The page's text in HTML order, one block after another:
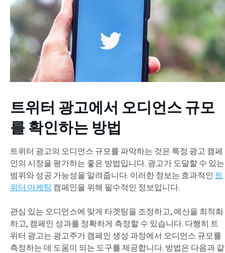
트위터 광고에서 오디언스 규모
를 확인하는 방법
트위터 광고의 오디언스 규모를 파악하는 것은 특정 광고 캠페
인의 시장을 평가하는 좋은 방법입니다. 광고가 도달할 수 있는
범위와 성공 가능성을 알려줍니다. 이러한 정보는 효과적인 트
위터 마케팅 캠페인을 위해 필수적인 정보입니다.
관심 있는 오디언스에 맞게 타겟팅을 조정하고, 예산을 최적화
하고, 캠페인 성과를 정확하게 측정할 수 있습니다. 다행히 트
위터 광고는 광고주가 캠페인 생성 과정에서 오디언스 규모를
측정하는 데 도움이 되는 도구를 제공합니다. 방법은 다음과 같